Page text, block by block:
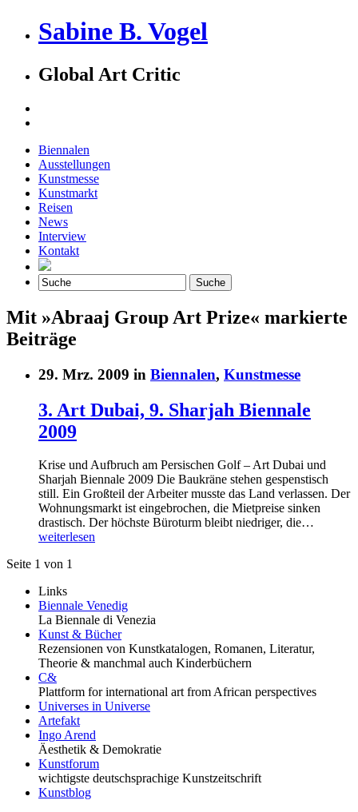
Sabine B. Vogel
Global Art Critic
Biennalen
Ausstellungen
Kunstmesse
Kunstmarkt
Reisen
News
Interview
Kontakt
Mit »Abraaj Group Art Prize« markierte
Beiträge
29. Mrz. 2009 in Biennalen, Kunstmesse
3. Art Dubai, 9. Sharjah Biennale
2009
Krise und Aufbruch am Persischen Golf – Art Dubai und
Sharjah Biennale 2009 Die Baukräne stehen gespenstisch
still. Ein Großteil der Arbeiter musste das Land verlassen. Der
Wohnungsmarkt ist eingebrochen, die Mietpreise sinken
drastisch. Der höchste Büroturm bleibt niedriger, die…
weiterlesen
Seite 1 von 1
Links
Biennale Venedig
La Biennale di Venezia
Kunst & Bücher
Rezensionen von Kunstkatalogen, Romanen, Literatur,
Theorie & manchmal auch Kinderbüchern
C&
Plattform for international art from African perspectives
Universes in Universe
Artefakt
Ingo Arend
Äesthetik & Demokratie
Kunstforum
wichtigste deutschsprachige Kunstzeitschrift
Kunstblog